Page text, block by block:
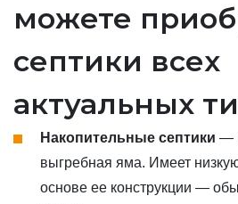
можете
септики всех
актуальных
Накопительные септики —
выгребная яма. Имеет
основе ее конструкции —